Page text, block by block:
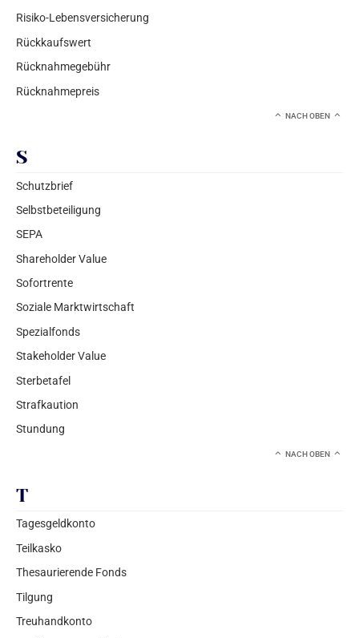
Risiko-Lebensversicherung
Rückkaufswert
Rücknahmegebühr
Rücknahmepreis
NACH OBEN
S
Schutzbrief
Selbstbeteiligung
SEPA
Shareholder Value
Sofortrente
Soziale Marktwirtschaft
Spezialfonds
Stakeholder Value
Sterbetafel
Strafkaution
Stundung
NACH OBEN
T
Tagesgeldkonto
Teilkasko
Thesaurierende Fonds
Tilgung
Treuhandkonto